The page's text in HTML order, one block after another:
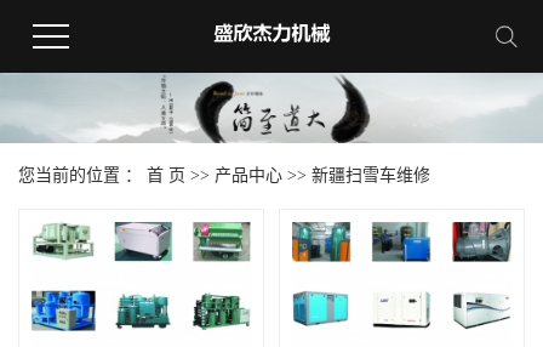
您当前的位置 ： 首 页 >> 产品中心 >> 新疆扫雪车维修